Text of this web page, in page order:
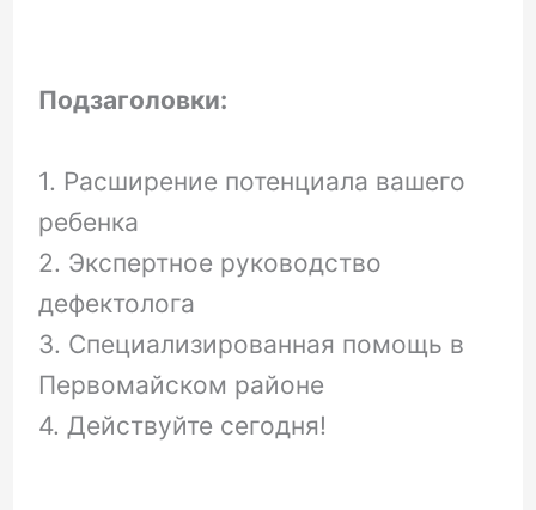
Подзаголовки:
1. Расширение потенциала вашего
ребенка
2. Экспертное руководство
дефектолога
3. Специализированная помощь в
Первомайском районе
4. Действуйте сегодня!